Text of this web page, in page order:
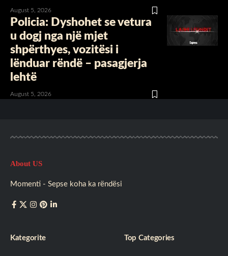
August 5, 2026
Policia: Dyshohet se vetura
u dogj nga një mjet
shpërthyes, vozitësi i
lënduar rëndë – pasagjerja
lehtë
August 5, 2026
About US
Momenti - Sepse koha ka rëndësi
Kategorite Top Categories